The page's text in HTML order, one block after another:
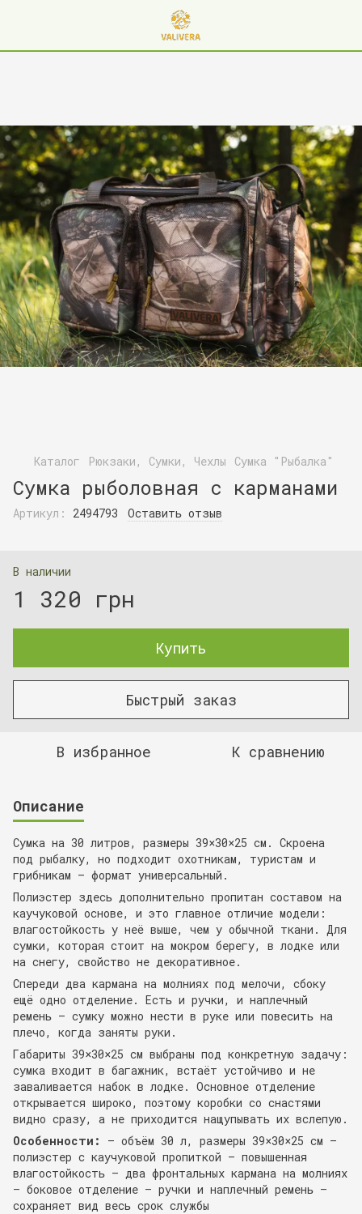
Каталог Рюкзаки, Сумки, Чехлы Сумка "Рыбалка"
Сумка рыболовная с карманами
Артикул: 2494793 Оставить отзыв
В наличии
1 320 грн
Купить
Быстрый заказ
В избранное К сравнению
Описание
Сумка на 30 литров, размеры 39×30×25 см. Скроена
под рыбалку, но подходит охотникам, туристам и
грибникам — формат универсальный.
Полиэстер здесь дополнительно пропитан составом на
каучуковой основе, и это главное отличие модели:
влагостойкость у неё выше, чем у обычной ткани. Для
сумки, которая стоит на мокром берегу, в лодке или
на снегу, свойство не декоративное.
Спереди два кармана на молниях под мелочи, сбоку
ещё одно отделение. Есть и ручки, и наплечный
ремень — сумку можно нести в руке или повесить на
плечо, когда заняты руки.
Габариты 39×30×25 см выбраны под конкретную задачу:
сумка входит в багажник, встаёт устойчиво и не
заваливается набок в лодке. Основное отделение
открывается широко, поэтому коробки со снастями
видно сразу, а не приходится нащупывать их вслепую.
Особенности:
— объём 30 л, размеры 39×30×25 см —
полиэстер с каучуковой пропиткой — повышенная
влагостойкость — два фронтальных кармана на молниях
— боковое отделение — ручки и наплечный ремень —
сохраняет вид весь срок службы